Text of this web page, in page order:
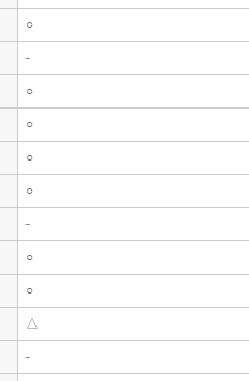
○
-
○
○
○
○
-
○
○
△
-